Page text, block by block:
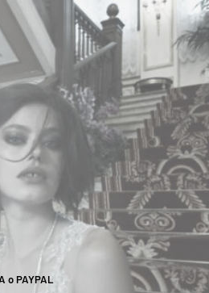
chiusi dal 10 al 15 agosto
. Gli ordini
evasi entro la chiusura solo se i
a magazzino. In caso contrario, la
17 agosto. Lo shop online rimane
effettuare i tuoi acquisti .
o PAYPAL